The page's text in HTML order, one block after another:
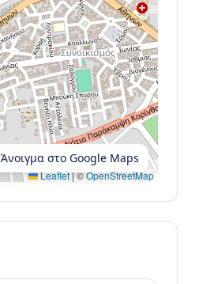
Leaflet|©OpenStreetMap
Άνοιγμα στο Google Maps